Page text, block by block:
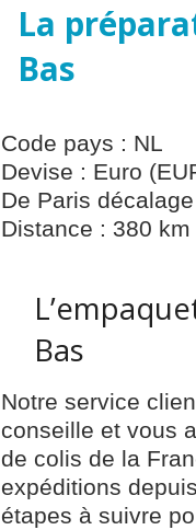
La
Bas
Code pays : NL
Devise : Euro
De Paris
Distance : 380 km
Bas
Notre service
conseille et vous
de colis de la
expéditions
étapes à suivre